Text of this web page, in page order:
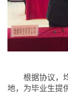
根据协议，
地，为毕业生提